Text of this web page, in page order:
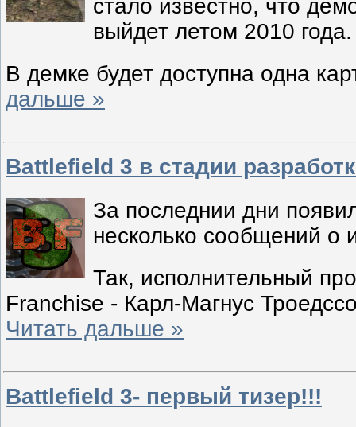
стало известно, что
выйдет летом 2010 года.
В демке будет доступна одна
дальше »
Battlefield 3 в стадии
За последнии дни
несколько сообщений о
Так, исполнительный
Franchise - Карл-Магнус
Читать дальше »
Battlefield 3- первый тизер!!!